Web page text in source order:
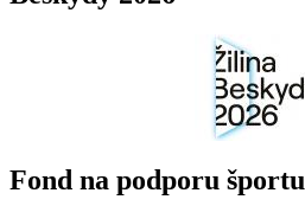
Fond na podporu športu